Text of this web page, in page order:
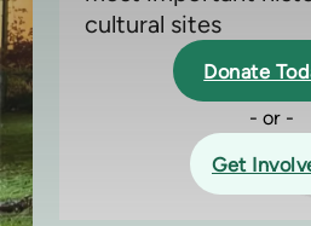
cultural sites
Donate
- or -
Get